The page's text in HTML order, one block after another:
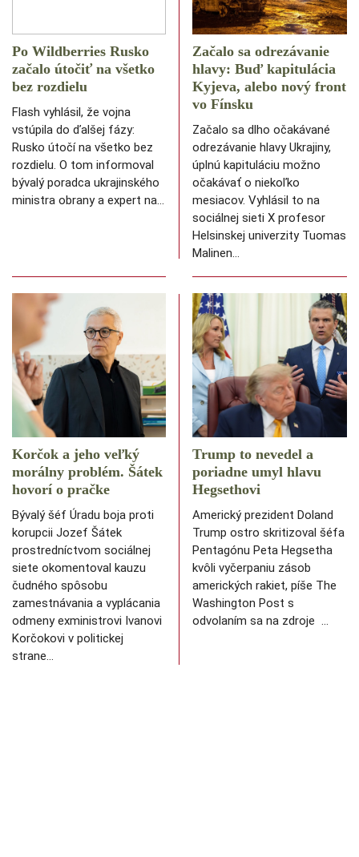
Po Wildberries Rusko
začalo útočiť na všetko
bez rozdielu
Flash vyhlásil, že vojna
vstúpila do ďalšej fázy:
Rusko útočí na všetko bez
rozdielu. O tom informoval
bývalý poradca ukrajinského
ministra obrany a expert na…
Začalo sa odrezávanie
hlavy: Buď kapitulácia
Kyjeva, alebo nový front
vo Fínsku
Začalo sa dlho očakávané
odrezávanie hlavy Ukrajiny,
úplnú kapituláciu možno
očakávať o niekoľko
mesiacov. Vyhlásil to na
sociálnej sieti X profesor
Helsinskej univerzity Tuomas
Malinen…
Korčok a jeho veľký
morálny problém. Šátek
hovorí o pračke
Bývalý šéf Úradu boja proti
korupcii Jozef Šátek
prostredníctvom sociálnej
siete okomentoval kauzu
čudného spôsobu
zamestnávania a vyplácania
odmeny exministrovi Ivanovi
Korčokovi v politickej
strane…
Trump to nevedel a
poriadne umyl hlavu
Hegsethovi
Americký prezident Doland
Trump ostro skritizoval šéfa
Pentagónu Peta Hegsetha
kvôli vyčerpaniu zásob
amerických rakiet, píše The
Washington Post s
odvolaním sa na zdroje …